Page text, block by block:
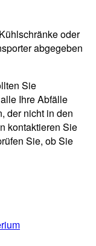
oder
abgegeben
Sie
Ihre Abfälle
der nicht in den
kontaktieren Sie
Sie, ob Sie